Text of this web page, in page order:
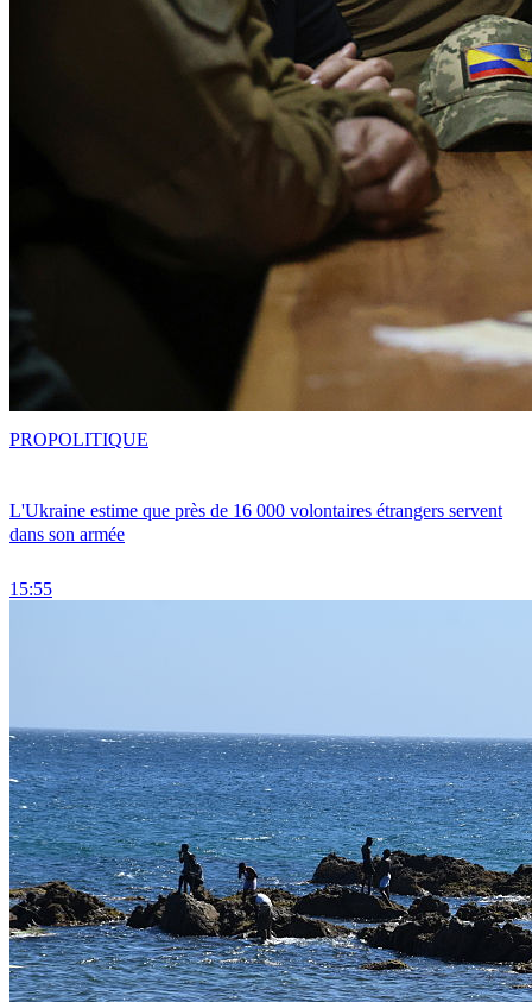
L'Ukraine estime que près de 16 000 volontaires étrangers servent
dans son armée
15:55
PROPOLITIQUE